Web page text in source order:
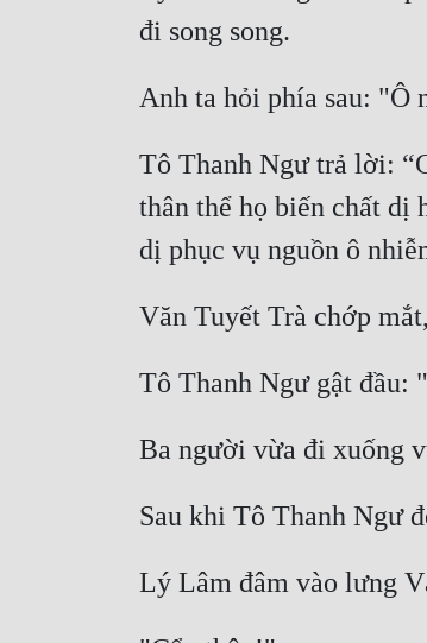
đi song song.
Anh ta hỏi phía sau: "Ô
Tô Thanh Ngư trả lời:
thân thể họ biến chất dị
dị phục vụ nguồn ô
Văn Tuyết Trà chớp
Tô Thanh Ngư gật đầu:
Ba người vừa đi xuống
Sau khi Tô Thanh Ngư
Lý Lâm đâm vào lưng